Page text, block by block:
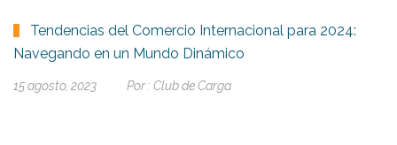
Tendencias del Comercio Internacional para 2024:
Navegando en un Mundo Dinámico
15 agosto, 2023 Por : Club de Carga